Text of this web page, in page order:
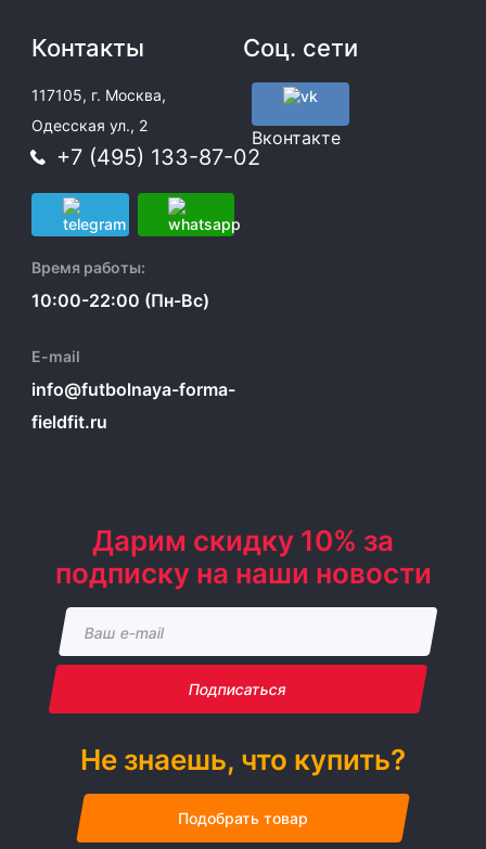
Контакты
117105, г. Москва,
Одесская ул., 2
+7 (495) 133-87-02
Время работы:
10:00-22:00 (Пн-Вс)
E-mail
info@futbolnaya-forma-
fieldfit.ru
Соц. сети
Вконтакте
Дарим скидку 10% за
подписку на наши новости
Подписаться
Не знаешь, что купить?
Подобрать товар